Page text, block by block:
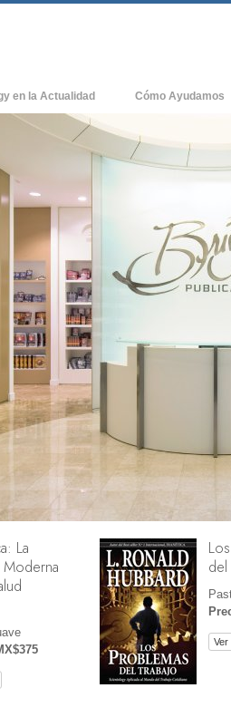
en la Actualidad
de Scientology
Avanzadas
de Flag
al Mundo
- Líder Eclesiástico de
Cómo Ayudamos
La
del
Ver